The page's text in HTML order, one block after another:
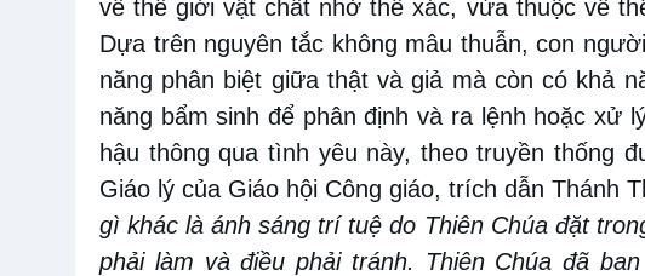
về thế giới vật chất nhờ thể xác, vừa thuộc về
Dựa trên nguyên tắc không mâu thuẫn, con
năng phân biệt giữa thật và giả mà còn có khả
năng bẩm sinh để phân định và ra lệnh hoặc xử
hậu thông qua tình yêu này, theo truyền thống
Giáo lý của Giáo hội Công giáo, trích dẫn Thánh
gì khác là ánh sáng trí tuệ do Thiên Chúa đặt
phải làm và điều phải tránh. Thiên Chúa đã